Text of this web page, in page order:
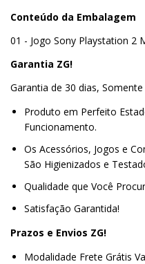
Conteúdo da Embalagem
01 - Jogo Sony Playstation 2
Garantia ZG!
Garantia de 30 dias,
Produto em Perfeito
Funcionamento.
Os Acessórios, Jogos e
São Higienizados e
Qualidade que Você
Satisfação Garantida!
Prazos e Envios ZG!
Modalidade Frete Grátis